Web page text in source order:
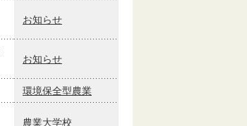
お知らせ
お知らせ
環境保全型農業
農業大学校